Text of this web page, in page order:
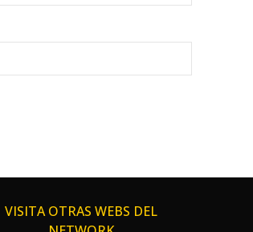
VISITA OTRAS WEBS DEL